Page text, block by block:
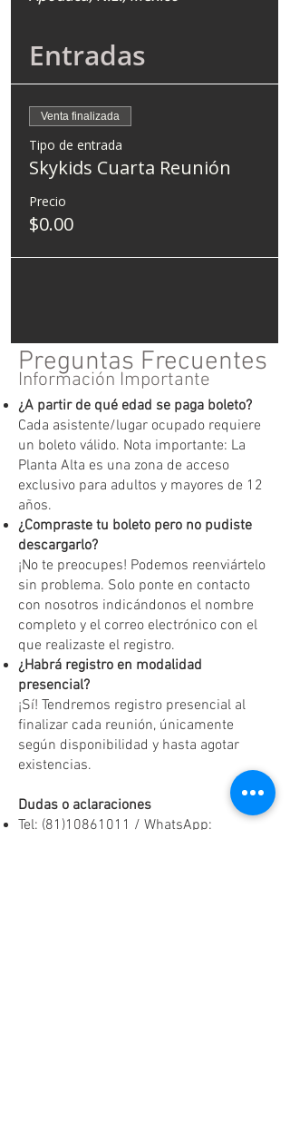
Entradas
Venta finalizada
Tipo de entrada
Skykids Cuarta Reunión
Precio
$0.00
Preguntas Frecuentes
Información Importante
¿A partir de qué edad se paga boleto?
Cada asistente/lugar ocupado requiere
un boleto válido. Nota importante: La
Planta Alta es una zona de acceso
exclusivo para adultos y mayores de 12
años.
¿Compraste tu boleto pero no pudiste
descargarlo?
¡No te preocupes! Podemos reenviártelo
sin problema. Solo ponte en contacto
con nosotros indicándonos el nombre
completo y el correo electrónico con el
que realizaste el registro.
¿Habrá registro en modalidad
presencial?
¡Sí! Tendremos registro presencial al
finalizar cada reunión, únicamente
según disponibilidad y hasta agotar
existencias.
Dudas o aclaraciones
Tel: (81)10861011 / WhatsApp: